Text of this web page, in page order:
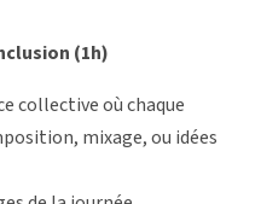
(1h)
collective où chaque
mixage, ou idées